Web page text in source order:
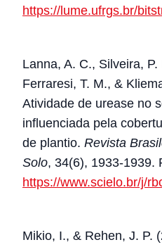
https://lume.ufrgs.br/
Lanna, A. C., Silveira,
Ferraresi, T. M., &
Atividade de urease no
influenciada pela
de plantio. Revista
Solo, 34(6), 1933-1939.
https://www.scielo.br/j/
Mikio, I., & Rehen, J. P.